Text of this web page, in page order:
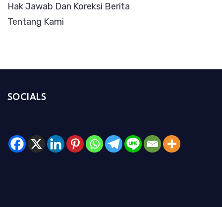
Hak Jawab Dan Koreksi Berita
Tentang Kami
SOCIALS